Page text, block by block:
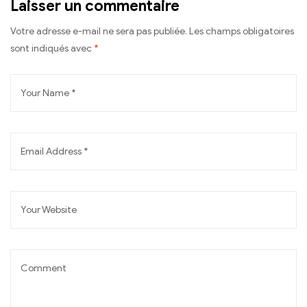
Laisser un commentaire
Votre adresse e-mail ne sera pas publiée. Les champs obligatoires
sont indiqués avec *